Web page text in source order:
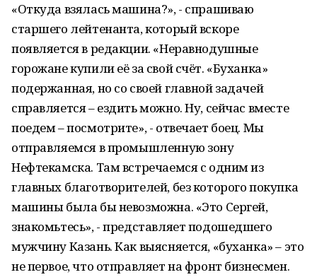
«Откуда взялась машина?», - спрашиваю
старшего лейтенанта, который вскоре
появляется в редакции. «Неравнодушные
горожане купили её за свой счёт. «Буханка»
подержанная, но со своей главной задачей
справляется – ездить можно. Ну, сейчас вместе
поедем – посмотрите», - отвечает боец. Мы
отправляемся в промышленную зону
Нефтекамска. Там встречаемся с одним из
главных благотворителей, без которого покупка
машины была бы невозможна. «Это Сергей,
знакомьтесь», - представляет подошедшего
мужчину Казань. Как выясняется, «буханка» – это
не первое, что отправляет на фронт бизнесмен.